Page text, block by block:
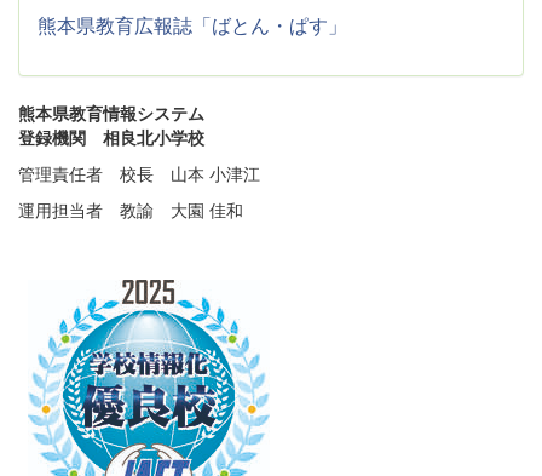
熊本県教育広報誌「ばとん・ぱす」
熊本県教育情報システム
登録機関 相良北小学校
管理責任者 校長 山本 小津江
運用担当者 教諭 大園 佳和